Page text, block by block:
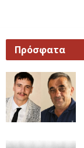
Πρόσφατα